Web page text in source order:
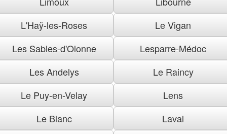
L'Haÿ-les-Roses
Le Vigan
Les Sables-d'Olonne
Lesparre-Médoc
Les Andelys
Le Raincy
Le Puy-en-Velay
Lens
Le Blanc
Laval